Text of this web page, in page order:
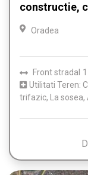
constructie,
Oradea
Front stradal
Utilitati Teren:
trifazic, La